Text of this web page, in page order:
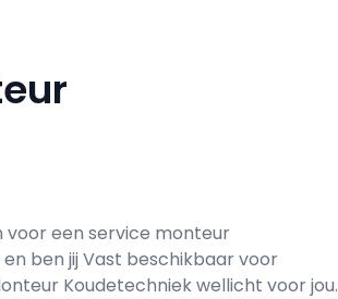
een service monteur
ben jij Vast beschikbaar voor
Koudetechniek wellicht voor jou.